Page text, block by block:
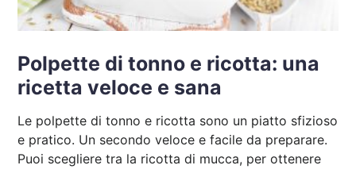
Polpette di tonno e ricotta: una
ricetta veloce e sana
Le polpette di tonno e ricotta sono un piatto sfizioso
e pratico. Un secondo veloce e facile da preparare.
Puoi scegliere tra la ricotta di mucca, per ottenere